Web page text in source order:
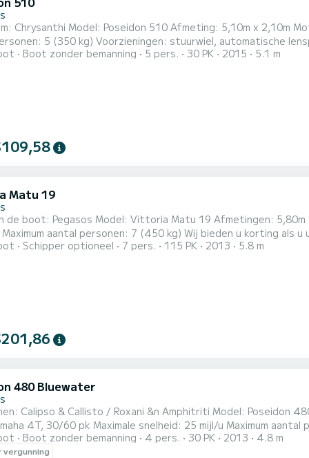
Chrysanthi Model: Poseidon 510 Afmeting: 5,10m x 2,10m
5 (350 kg) Voorzieningen: stuurwiel, automatische
kussens, bekerhouders, ladder, zonnekap, GPS Safety
Boot zonder bemanning 5 pers. 30 PK 2015 5.1 m
Matu 19
Pegasos Model: Vittoria Matu 19 Afmetingen: 5,80m x 2,40m Motor: Mercury EFI 115HP 4T
personen: 7 (450 kg) Wij bieden u korting als u uw boot voor 4 of meer dagen boekt. Zorg ervoor dat u
aantal passagiers en het maximale gewicht niet overschrijdt, om
Schipper optioneel 7 pers. 115 PK 2013 5.8 m
480 Bluewater
Calipso & Callisto / Roxani &n Amphitriti Model: Poseidon
25 mijl/u Maximum aantal personen: 4 (270 kg) Zorg ervoor dat u het maximale aantal
het maximale gewicht niet overschrijdt, om veiligheidsredenen. Faciliteiten: stuurwiel, automatische
Boot zonder bemanning 4 pers. 30 PK 2013 4.8 m
vergunning